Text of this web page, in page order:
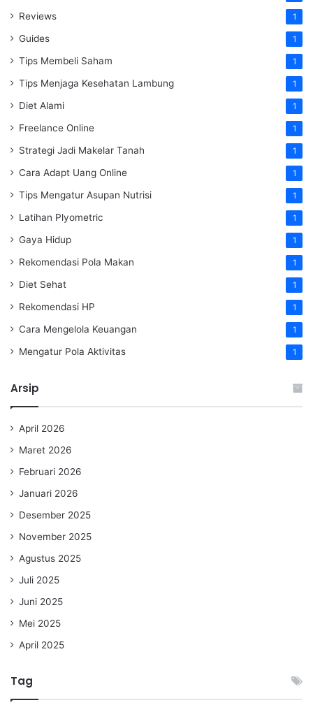
Reviews 1
Guides 1
Tips Membeli Saham 1
Tips Menjaga Kesehatan Lambung 1
Diet Alami 1
Freelance Online 1
Strategi Jadi Makelar Tanah 1
Cara Adapt Uang Online 1
Tips Mengatur Asupan Nutrisi 1
Latihan Plyometric 1
Gaya Hidup 1
Rekomendasi Pola Makan 1
Diet Sehat 1
Rekomendasi HP 1
Cara Mengelola Keuangan 1
Mengatur Pola Aktivitas 1
Arsip
April 2026
Maret 2026
Februari 2026
Januari 2026
Desember 2025
November 2025
Agustus 2025
Juli 2025
Juni 2025
Mei 2025
April 2025
Tag